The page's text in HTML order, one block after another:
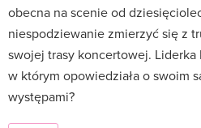
obecna na scenie od
niespodziewanie zmierzyć się z
swojej trasy koncertowej. Liderka
w którym opowiedziała o swoim
występami?